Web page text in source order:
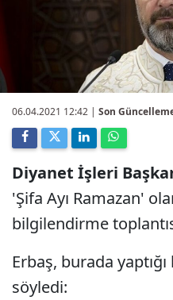
06.04.2021 12:42 | Son
Diyanet İşleri
'Şifa Ayı Ramazan'
bilgilendirme
Erbaş, burada
söyledi: